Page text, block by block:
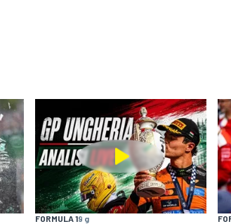
FORMULA 19 g